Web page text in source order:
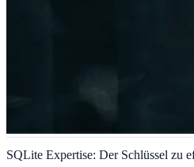
SQLite-Datenbankentwicklung
SQLite Expertise: Der Schlüssel zu